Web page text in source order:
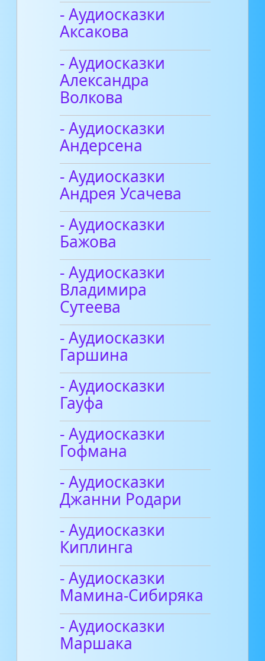
- Аудиосказки
Аксакова
- Аудиосказки
Александра
Волкова
- Аудиосказки
Андерсена
- Аудиосказки
Андрея Усачева
- Аудиосказки
Бажова
- Аудиосказки
Владимира
Сутеева
- Аудиосказки
Гаршина
- Аудиосказки
Гауфа
- Аудиосказки
Гофмана
- Аудиосказки
Джанни Родари
- Аудиосказки
Киплинга
- Аудиосказки
Мамина-Сибиряка
- Аудиосказки
Маршака